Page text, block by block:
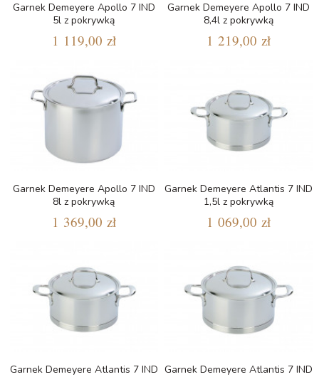
Garnek Demeyere Apollo 7 IND
5l z pokrywką
1 119,00 zł
Garnek Demeyere Apollo 7 IND
8,4l z pokrywką
1 219,00 zł
Garnek Demeyere Apollo 7 IND
8l z pokrywką
1 369,00 zł
Garnek Demeyere Atlantis 7 IND
1,5l z pokrywką
1 069,00 zł
Garnek Demeyere Atlantis 7 IND Garnek Demeyere Atlantis 7 IND